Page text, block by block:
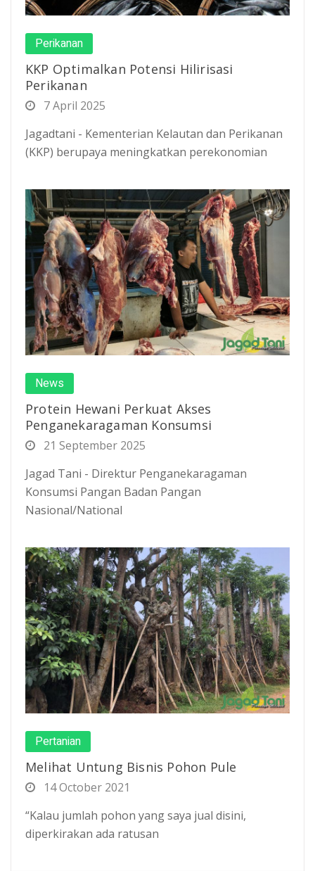
Perikanan
KKP Optimalkan Potensi Hilirisasi
Perikanan
7 April 2025
Jagadtani - Kementerian Kelautan dan Perikanan
(KKP) berupaya meningkatkan perekonomian
News
Protein Hewani Perkuat Akses
Penganekaragaman Konsumsi
21 September 2025
Jagad Tani - Direktur Penganekaragaman
Konsumsi Pangan Badan Pangan
Nasional/National
Pertanian
Melihat Untung Bisnis Pohon Pule
14 October 2021
“Kalau jumlah pohon yang saya jual disini,
diperkirakan ada ratusan